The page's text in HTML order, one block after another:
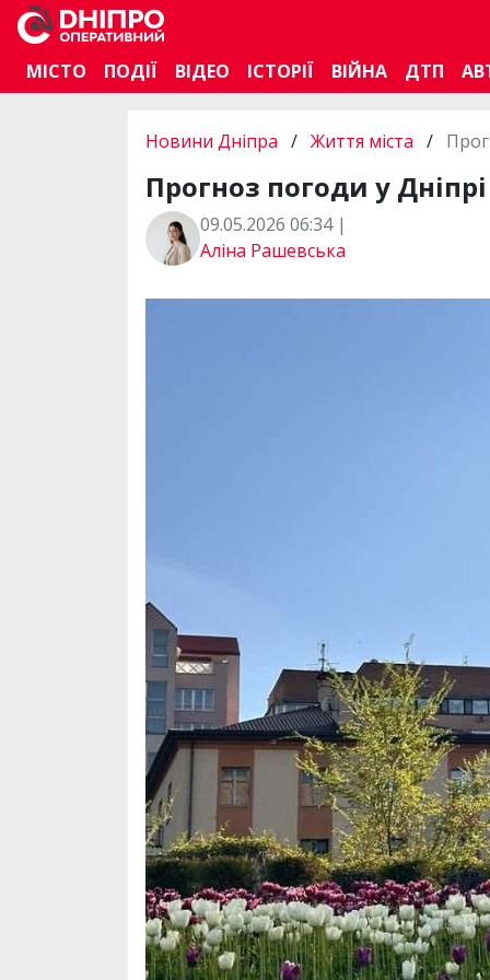
МІСТО ПОДІЇ ВІДЕО ІСТОРІЇ ВІЙНА ДТП
Новини Дніпра / Життя міста /
Прогноз погоди у
09.05.2026 06:34 |
Аліна Рашевська